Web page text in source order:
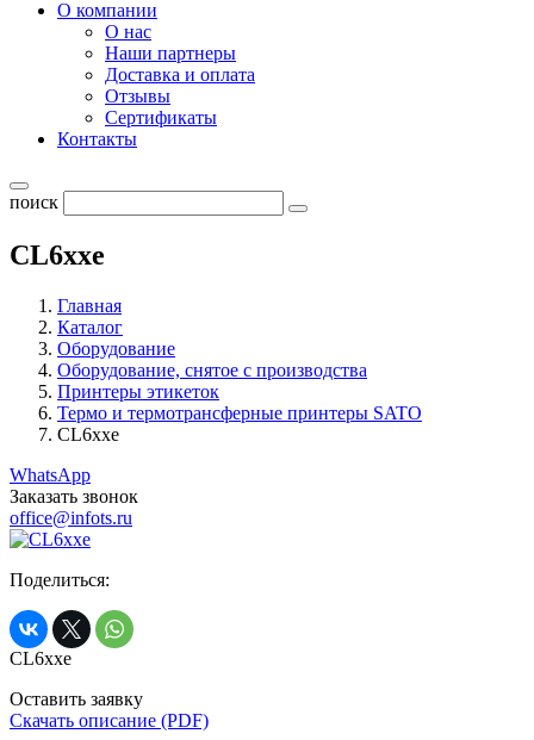
О компании
О нас
Наши партнеры
Доставка и оплата
Отзывы
Сертификаты
Контакты
поиск
CL6xxe
Главная
Каталог
Оборудование
Оборудование, снятое с производства
Принтеры этикеток
Термо и термотрансферные принтеры SATO
CL6xxe
WhatsApp
Заказать звонок
office@infots.ru
Поделиться:
CL6xxe
Оставить заявку
Скачать описание (PDF)